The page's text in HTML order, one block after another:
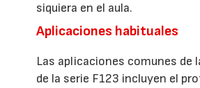
siquiera en el aula.
Aplicaciones habituales
Las aplicaciones comunes de
de la serie F123 incluyen el